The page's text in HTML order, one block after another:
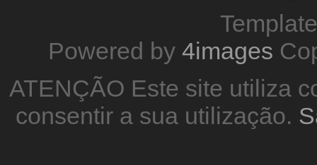
Powered by 4images
ATENÇÃO Este site utiliza
consentir a sua utilização.